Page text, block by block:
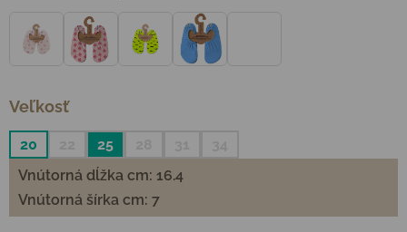
Veľkosť
20 25
Vnútorná dĺžka cm: 16.4
Vnútorná šírka cm: 7